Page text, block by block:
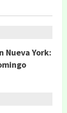
Nueva York: